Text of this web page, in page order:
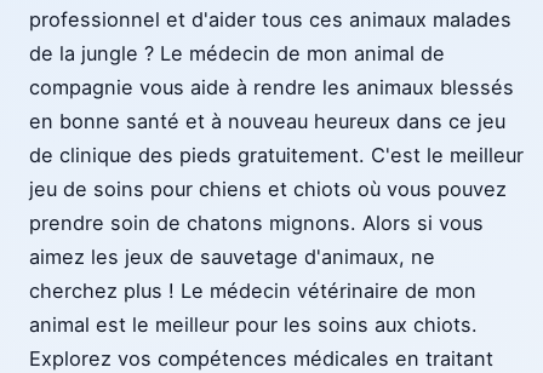
professionnel et d'aider tous ces animaux malades
de la jungle ? Le médecin de mon animal de
compagnie vous aide à rendre les animaux blessés
en bonne santé et à nouveau heureux dans ce jeu
de clinique des pieds gratuitement. C'est le meilleur
jeu de soins pour chiens et chiots où vous pouvez
prendre soin de chatons mignons. Alors si vous
aimez les jeux de sauvetage d'animaux, ne
cherchez plus ! Le médecin vétérinaire de mon
animal est le meilleur pour les soins aux chiots.
Explorez vos compétences médicales en traitant